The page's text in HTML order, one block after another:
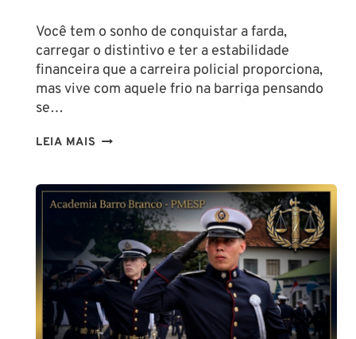
Você tem o sonho de conquistar a farda,
carregar o distintivo e ter a estabilidade
financeira que a carreira policial proporciona,
mas vive com aquele frio na barriga pensando
se…
LEIA MAIS TENHO
SER
POLICIAL?
DESCUBRA
AS
NOVAS
REGRAS!
ALTURA
MÍNIMA